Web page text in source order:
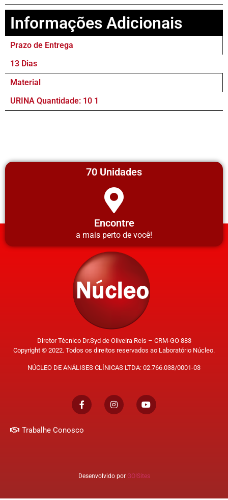
Informações Adicionais
Prazo de Entrega
13 Dias
Material
URINA Quantidade: 10 1
70 Unidades
Encontre
a mais perto de você!
Diretor Técnico Dr.Syd de Oliveira Reis – CRM-GO 883
Copyright © 2022. Todos os direitos reservados ao Laboratório Núcleo.
NÚCLEO DE ANÁLISES CLÍNICAS LTDA: 02.766.038/0001-03
Trabalhe Conosco
Desenvolvido por GO!Sites